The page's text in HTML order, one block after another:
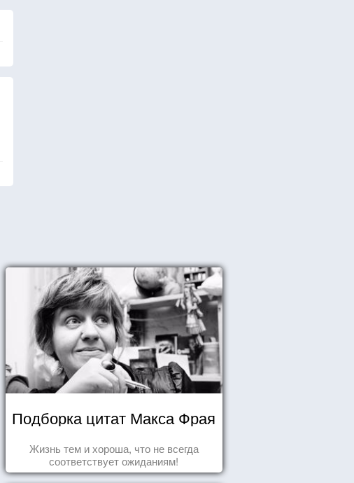
Подборка цитат Макса Фрая
Жизнь тем и хороша, что не всегда
соответствует ожиданиям!